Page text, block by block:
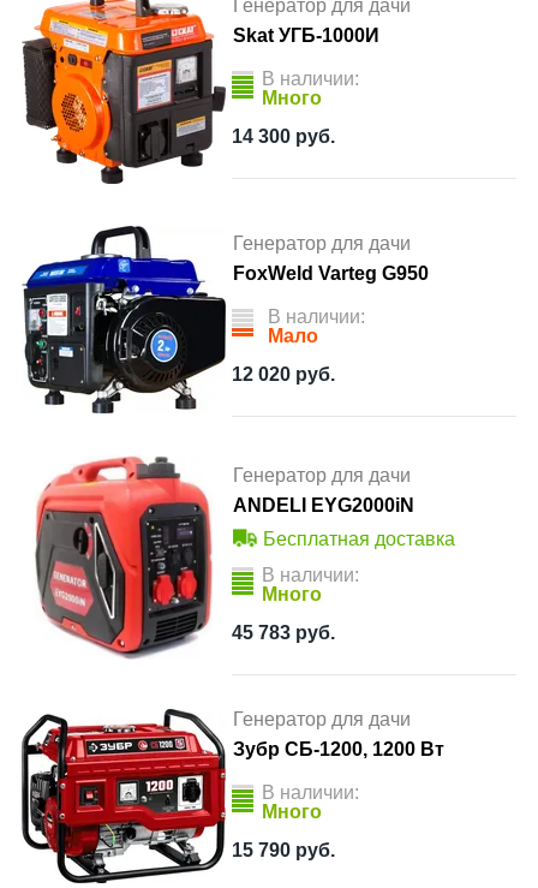
Генератор для дачи
Skat УГБ-1000И
В наличии:
Много
14 300 руб.
Генератор для дачи
FoxWeld Varteg G950
В наличии:
Мало
12 020 руб.
Генератор для дачи
ANDELI EYG2000iN
Бесплатная доставка
В наличии:
Много
45 783 руб.
Генератор для дачи
Зубр СБ-1200, 1200 Вт
В наличии:
Много
15 790 руб.